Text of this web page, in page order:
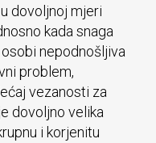
dovoljnoj mjeri
kada snaga
nepodnošljiva
problem,
vezanosti za
dovoljno velika
i korjenitu